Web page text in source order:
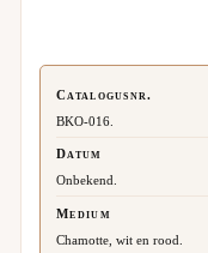
Catalogusnr.
BKO-016.
Datum
Onbekend.
Medium
Chamotte, wit en rood.